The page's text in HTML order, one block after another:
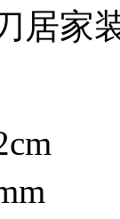
居家